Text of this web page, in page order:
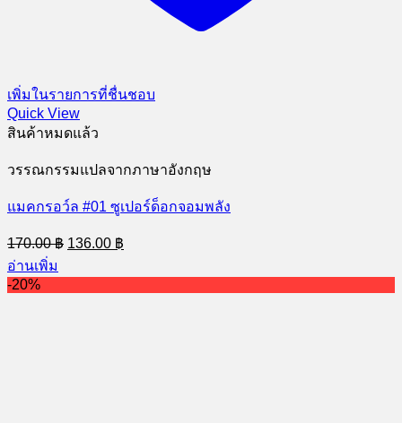
เพิ่มในรายการที่ชื่นชอบ
Quick View
สินค้าหมดแล้ว
วรรณกรรมแปลจากภาษาอังกฤษ
แมคกรอว์ล #01 ซูเปอร์ด็อกจอมพลัง
170.00฿ Original
price
170.00 ฿.
136.00 ฿
price
136.00 ฿.
อ่านเพิ่ม
-20%